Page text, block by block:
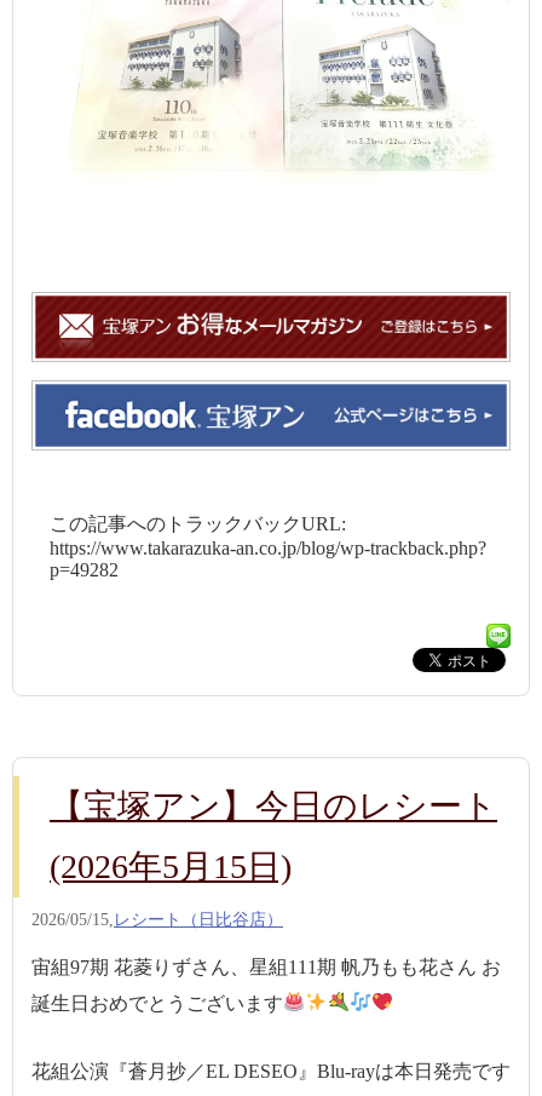
この記事へのトラックバックURL:
https://www.takarazuka-an.co.jp/blog/wp-trackback.php?
p=49282
【宝塚アン】今日のレシート
(2026年5月15日)
2026/05/15, レシート（日比谷店）
宙組97期 花菱りずさん、星組111期 帆乃もも花さん お
誕生日おめでとうございます
花組公演『蒼月抄／EL DESEO』Blu-rayは本日発売です